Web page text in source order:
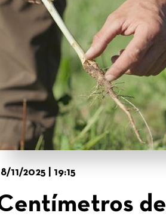
11/2025 | 19:15
de